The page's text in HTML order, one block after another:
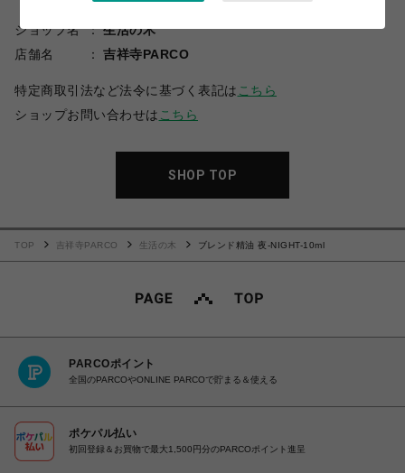
ショップ名
生活の木
店舗名
吉祥寺PARCO
特定商取引法など法令に基づく表記は こちら
ショップお問い合わせは こちら
SHOP TOP
TOP 吉祥寺PARCO 生活の木 ブレンド精油 夜-NIGHT-10ml
PARCOポイント
全国のPARCOやONLINE PARCOで貯まる＆使える
ポケパル払い
初回登録＆お買物で最大1,500円分のPARCOポイント進呈